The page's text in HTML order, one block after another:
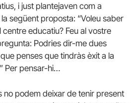
i just plantejaven com a
següent proposta: “Voleu saber
educatiu? Feu al vostre
Podries dir-me dues
penses que tindràs èxit a la
Per pensar-hi…
no podem deixar de tenir present